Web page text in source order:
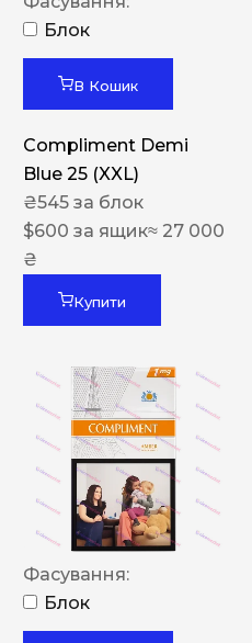
Блок
В Кошик
Compliment Demi
Blue 25 (XXL)
₴545 за блок
$600 за ящик≈ 27 000
₴
Купити
Фасування:
Блок